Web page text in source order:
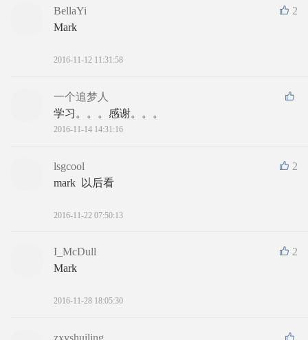
2
BellaYi
Mark
2016-11-12 11:31:58
一个追梦人
学习。。。感谢。。。
2016-11-14 14:31:16
2
lsgcool
mark  以后看
2016-11-22 07:50:13
2
I_McDull
Mark
2016-11-28 18:05:30
zxyshuiling